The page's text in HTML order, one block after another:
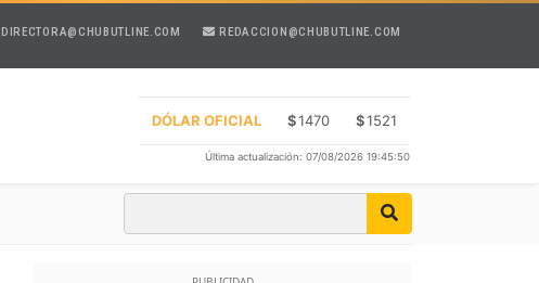
DIRECTORA@CHUBUTLINE.COM REDACCION@CHUBUTLINE.COM
DÓLAR OFICIAL $1470 $1521
Última actualización: 07/08/2026 19:45:50